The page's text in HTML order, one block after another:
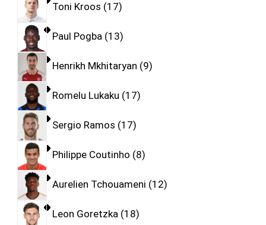
Toni Kroos 17
Paul Pogba 13
Henrikh Mkhitaryan 9
Romelu Lukaku 17
Sergio Ramos 17
Philippe Coutinho 8
Aurelien Tchouameni 12
Leon Goretzka 18